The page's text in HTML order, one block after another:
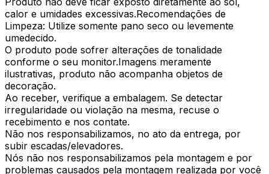
calor e umidades excessivas.Recomendações de
Limpeza: Utilize somente pano seco ou levemente
umedecido.
O produto pode sofrer alterações de tonalidade
conforme o seu monitor.Imagens meramente
ilustrativas, produto não acompanha objetos de
decoração.
Ao receber, verifique a embalagem. Se detectar
irregularidade ou violação na mesma, recuse o
recebimento e nos contate.
Não nos responsabilizamos, no ato da entrega, por
subir escadas/elevadores.
Nós não nos responsabilizamos pela montagem e por
problemas causados pela montagem realizada por você